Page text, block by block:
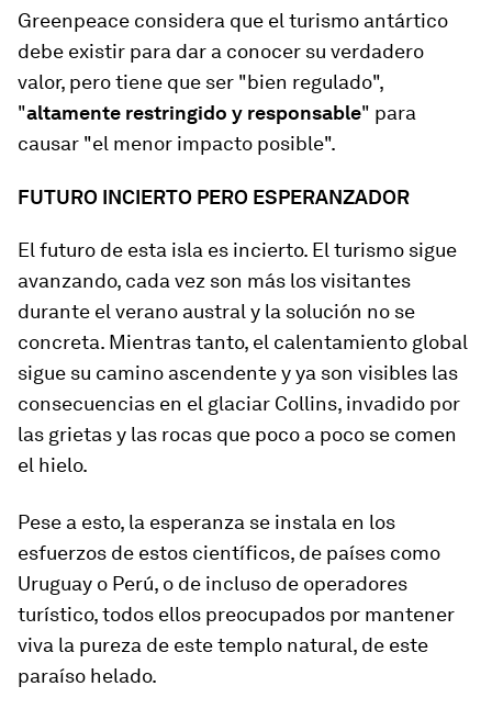
Greenpeace considera que el turismo antártico
debe existir para dar a conocer su verdadero
valor, pero tiene que ser "bien regulado",
"altamente restringido y responsable" para
causar "el menor impacto posible".
FUTURO INCIERTO PERO ESPERANZADOR
El futuro de esta isla es incierto. El turismo sigue
avanzando, cada vez son más los visitantes
durante el verano austral y la solución no se
concreta. Mientras tanto, el calentamiento global
sigue su camino ascendente y ya son visibles las
consecuencias en el glaciar Collins, invadido por
las grietas y las rocas que poco a poco se comen
el hielo.
Pese a esto, la esperanza se instala en los
esfuerzos de estos científicos, de países como
Uruguay o Perú, o de incluso de operadores
turístico, todos ellos preocupados por mantener
viva la pureza de este templo natural, de este
paraíso helado.